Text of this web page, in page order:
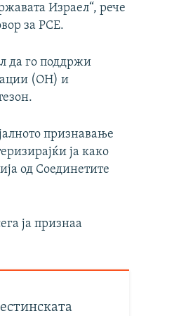
Израел“, рече
за РСЕ.
да го поддржи
(ОН) и
признавање
ја како
од Соединетите
ја признаа